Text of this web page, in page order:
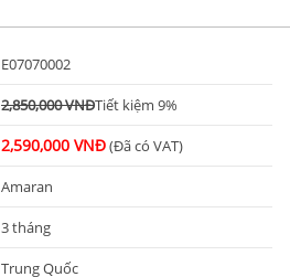
E07070002
2,850,000 VNĐTiết kiệm 9%
2,590,000 VNĐ(Đã có VAT)
Amaran
3 tháng
Trung Quốc